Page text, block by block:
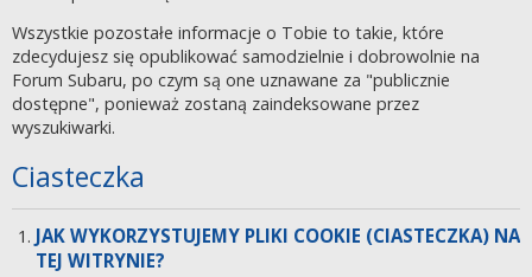
Wszystkie pozostałe informacje o Tobie to takie, które
zdecydujesz się opublikować samodzielnie i dobrowolnie na
Forum Subaru, po czym są one uznawane za "publicznie
dostępne", ponieważ zostaną zaindeksowane przez
wyszukiwarki.
Ciasteczka
JAK WYKORZYSTUJEMY PLIKI COOKIE (CIASTECZKA) NA
TEJ WITRYNIE?